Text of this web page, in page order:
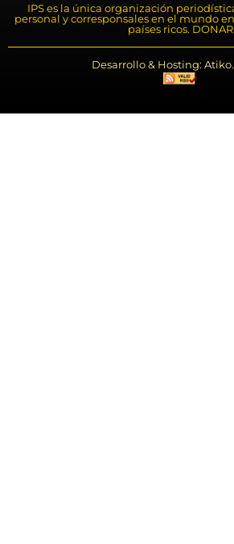
IPS es la única organización
personal y corresponsales en el mundo
países ricos. DONAR
Desarrollo & Hosting: